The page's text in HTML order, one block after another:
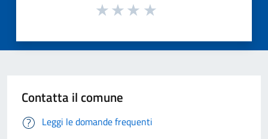
Contatta il comune
Leggi le domande frequenti